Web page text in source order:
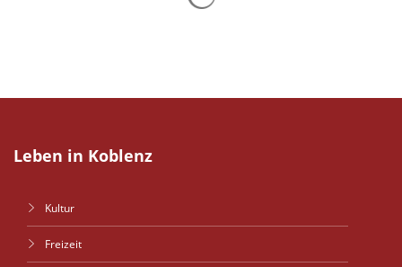
Leben in Koblenz
Kultur
Freizeit